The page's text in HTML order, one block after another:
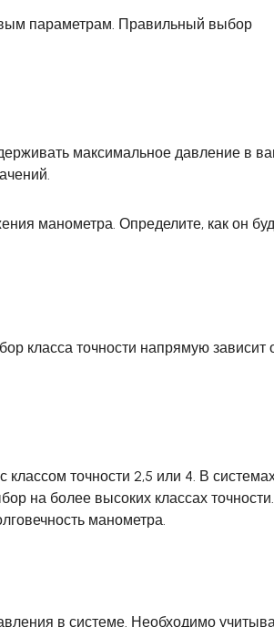
параметрам. Правильный выбор
максимальное давление в
манометра. Определите, как он
класса точности напрямую зависит
точности 2,5 или 4. В
на более высоких классах точности.
манометра.
в системе. Необходимо